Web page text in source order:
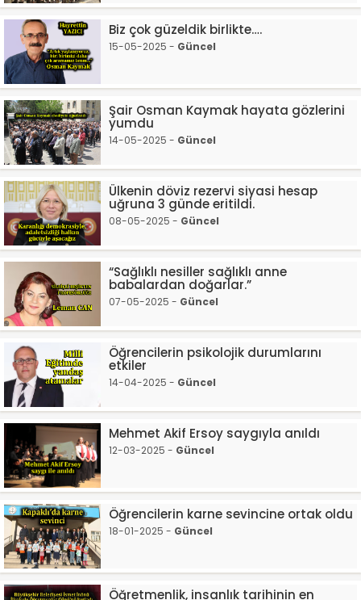
Biz çok güzeldik birlikte….
15-05-2025 - Güncel
Şair Osman Kaymak hayata gözlerini
yumdu
14-05-2025 - Güncel
Ülkenin döviz rezervi siyasi hesap
uğruna 3 günde eritildi.
08-05-2025 - Güncel
“Sağlıklı nesiller sağlıklı anne
babalardan doğarlar.”
07-05-2025 - Güncel
Öğrencilerin psikolojik durumlarını
etkiler
14-04-2025 - Güncel
Mehmet Akif Ersoy saygıyla anıldı
12-03-2025 - Güncel
Öğrencilerin karne sevincine ortak oldu
18-01-2025 - Güncel
Öğretmenlik, insanlık tarihinin en